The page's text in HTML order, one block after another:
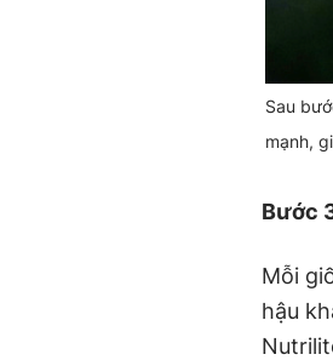
Sau
mạnh,
Bước
Mỗi
hậu